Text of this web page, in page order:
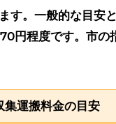
す。一般的な目安
円程度です。市の
集運搬料金の目安